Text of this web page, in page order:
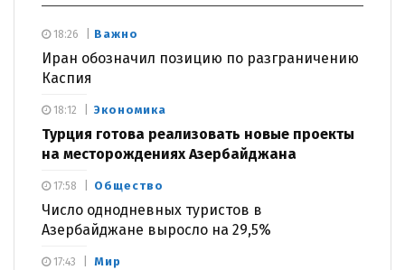
Важно
Иран обозначил позицию по разграничению
Каспия
18:26
Экономика
Турция готова реализовать новые проекты
на месторождениях Азербайджана
18:12
Общество
Число однодневных туристов в
Азербайджане выросло на 29,5%
17:58
Мир
17:43